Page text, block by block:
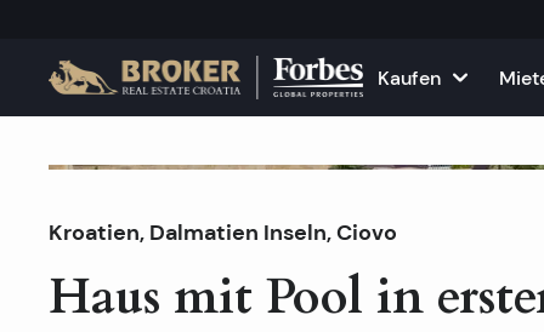
Kaufen
Häuser und Villen
Wohnungen
Grundstücke
Alle
Häuser und
Kroatien, Dalmatien Inseln,Ciovo
Haus mit Pool in